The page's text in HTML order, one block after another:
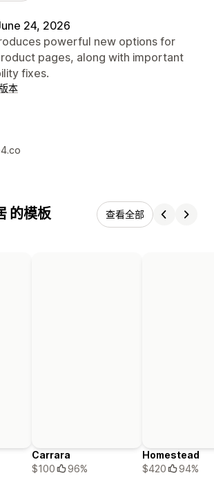
24, 2026
powerful new options for
pages, along with important
fixes.
本
的模板 查看全部
Carrara
$100
96%
Homestead
$420
94%